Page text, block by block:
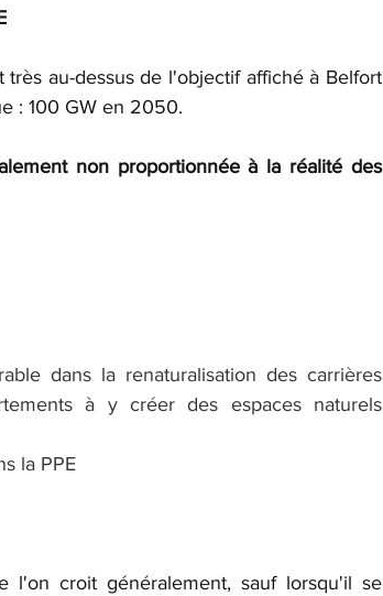
très au-dessus de l'objectif affiché à Belfort
: 100 GW en 2050.
non proportionnée à la réalité des
dans la renaturalisation des carrières
à y créer des espaces naturels
la PPE
l'on croit généralement, sauf lorsqu'il se